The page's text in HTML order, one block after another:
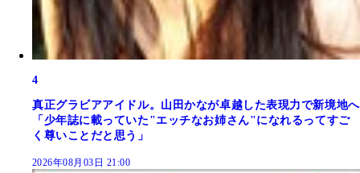
4
真正グラビアアイドル。山田かなが卓越した表現力で新境地へ
「少年誌に載っていた"エッチなお姉さん"になれるってすご
く尊いことだと思う」
2026年08月03日 21:00